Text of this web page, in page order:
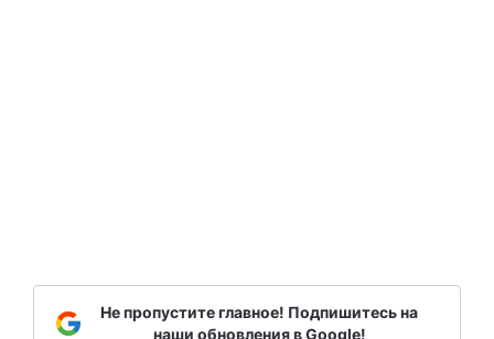
Не пропустите главное! Подпишитесь на
наши обновления в Google!